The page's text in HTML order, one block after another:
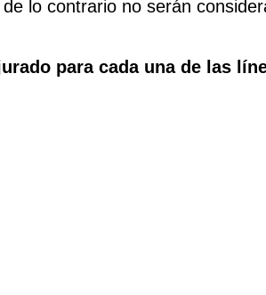
lo contrario no serán
para cada una de las